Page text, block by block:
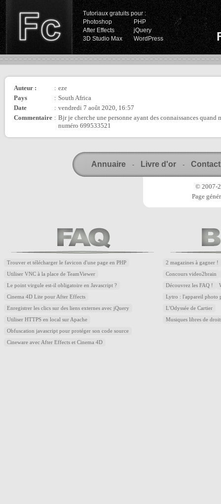
Tutoriaux gratuits pour :
Photoshop
PHP
After Effects
jQuery
3D Studio Max
WordPress
Auteur : : eze
Pays
: South Africa
Date
: vendredi 7 août 2020, 16:57
Commentaire : Bjr je cherche une personne ayant des connaissances
numéro 699533521
Annuaire - Livre d'or - Contact
© 2007-
Page
Trouver et télécharger le favicon d'une page en PHP
Utiliser VNC à la place de TeamViewer
Le point virgule est-il obligatoire en Javascript ?
Cinema 4D Lite pour After Effects
Enregistrer les clics sur des liens externes avec jQuery
Utiliser HTTPS en local sur Apache
Obfuscation javascript pour protéger son code source
Cineware avec After Effects et Cinema 4D
2 magazines à gagner !
Concours video2brain
Découvrez les FAQ !
Lytro : l'appareil photo
L'Odyssée de Cartier
Musiques libres de